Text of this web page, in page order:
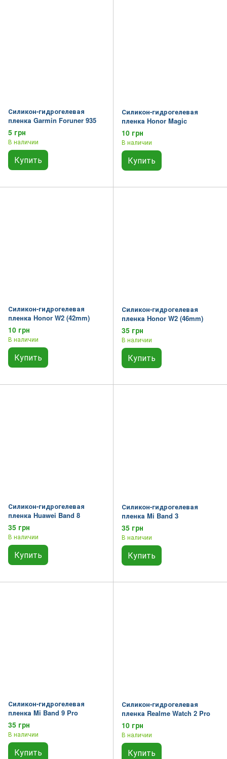
Силикон-гидрогелевая
пленка Garmin Foruner 935
5 грн
В наличии
Купить
Силикон-гидрогелевая
пленка Honor Magic
10 грн
В наличии
Купить
Силикон-гидрогелевая
пленка Honor W2 (42mm)
10 грн
В наличии
Купить
Силикон-гидрогелевая
пленка Honor W2 (46mm)
35 грн
В наличии
Купить
Силикон-гидрогелевая
пленка Huawei Band 8
35 грн
В наличии
Купить
Силикон-гидрогелевая
пленка Mi Band 3
35 грн
В наличии
Купить
Силикон-гидрогелевая
пленка Mi Band 9 Pro
35 грн
В наличии
Купить
Силикон-гидрогелевая
пленка Realme Watch 2 Pro
10 грн
В наличии
Купить